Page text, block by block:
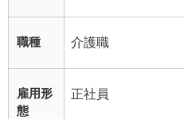
職種 介護職
雇用形
態
正社員